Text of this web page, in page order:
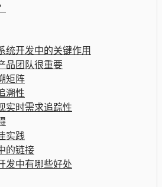
统开发中的关键作用
品团队很重要
矩阵
溯性
实时需求追踪性
实践
的链接
发中有哪些好处